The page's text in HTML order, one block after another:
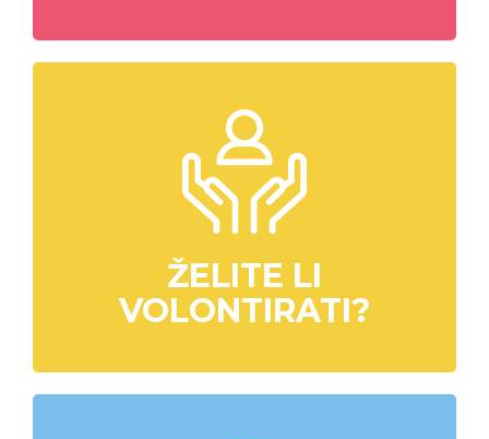
ŽELITE LI
VOLONTIRATI?